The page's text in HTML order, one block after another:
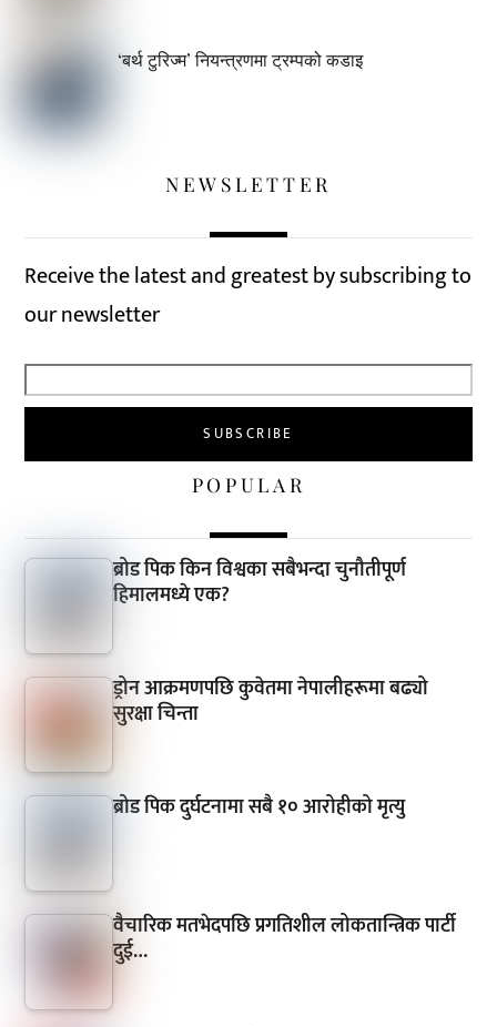
‘बर्थ टुरिज्म’ नियन्त्रणमा ट्रम्पको कडाइ
NEWSLETTER
Receive the latest and greatest by subscribing to
our newsletter
POPULAR
ब्रोड पिक किन विश्वका सबैभन्दा चुनौतीपूर्ण
हिमालमध्ये एक?
ड्रोन आक्रमणपछि कुवेतमा नेपालीहरूमा बढ्यो
सुरक्षा चिन्ता
ब्रोड पिक दुर्घटनामा सबै १० आरोहीको मृत्यु
वैचारिक मतभेदपछि प्रगतिशील लोकतान्त्रिक पार्टी
दुई…